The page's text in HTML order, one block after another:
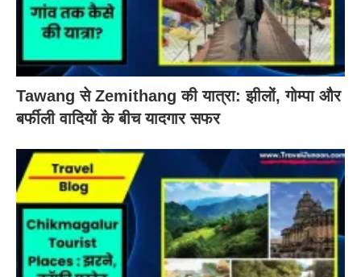
Tawang से Zemithang की यात्रा: झीलों, गोम्पा और
बर्फीली वादियों के बीच यादगार सफर